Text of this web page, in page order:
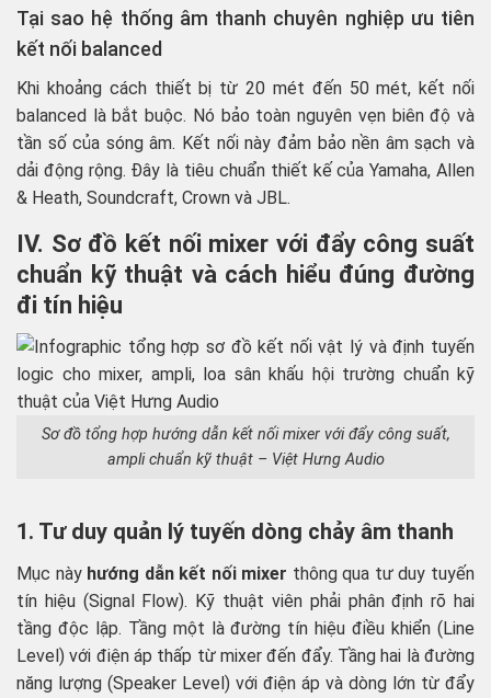
Tại sao hệ thống âm thanh chuyên nghiệp ưu tiên
kết nối balanced
Khi khoảng cách thiết bị từ 20 mét đến 50 mét, kết nối
balanced là bắt buộc. Nó bảo toàn nguyên vẹn biên độ và
tần số của sóng âm. Kết nối này đảm bảo nền âm sạch và
dải động rộng. Đây là tiêu chuẩn thiết kế của Yamaha, Allen
& Heath, Soundcraft, Crown và JBL.
IV. Sơ đồ kết nối mixer với đẩy công suất
chuẩn kỹ thuật và cách hiểu đúng đường
đi tín hiệu
Sơ đồ tổng hợp hướng dẫn kết nối mixer với đẩy công suất,
ampli chuẩn kỹ thuật – Việt Hưng Audio
1. Tư duy quản lý tuyến dòng chảy âm thanh
Mục này hướng dẫn kết nối mixer thông qua tư duy tuyến
tín hiệu (Signal Flow). Kỹ thuật viên phải phân định rõ hai
tầng độc lập. Tầng một là đường tín hiệu điều khiển (Line
Level) với điện áp thấp từ mixer đến đẩy. Tầng hai là đường
năng lượng (Speaker Level) với điện áp và dòng lớn từ đẩy